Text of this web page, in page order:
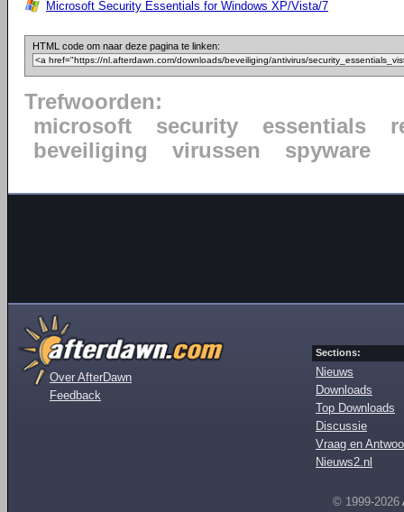
Microsoft Security Essentials for Windows XP/Vista/7
HTML code om naar deze pagina te linken:
Trefwoorden:
microsoft
security essentials
beveiliging
virussen spyware
Over AfterDawn
Feedback
Sections:
Nieuws
Downloads
Top Downloads
Discussie
Vraag en
Nieuws2.nl
© 1999-2026